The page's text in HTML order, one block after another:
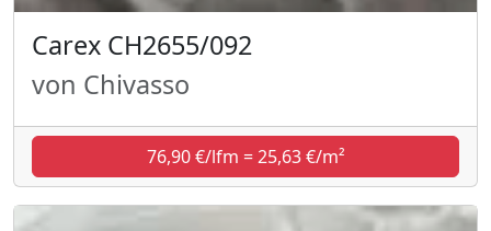
Carex CH2655/092
von Chivasso
76,90 €/lfm = 25,63 €/m²